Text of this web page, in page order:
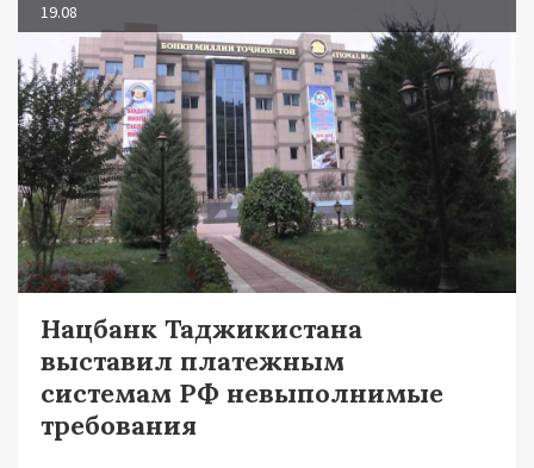
19.08
Нацбанк Таджикистана
выставил платежным
системам РФ невыполнимые
требования